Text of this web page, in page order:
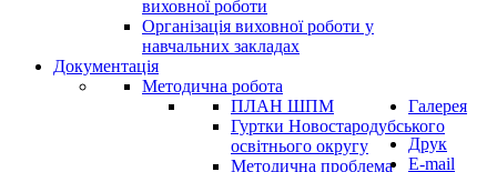
виховної роботи
Організація виховної роботи у
навчальних закладах
Документація
Методична робота
ПЛАН ШПМ
Гуртки Новостародубського
освітнього округу
Методична проблема
Галерея
Друк
E-mail